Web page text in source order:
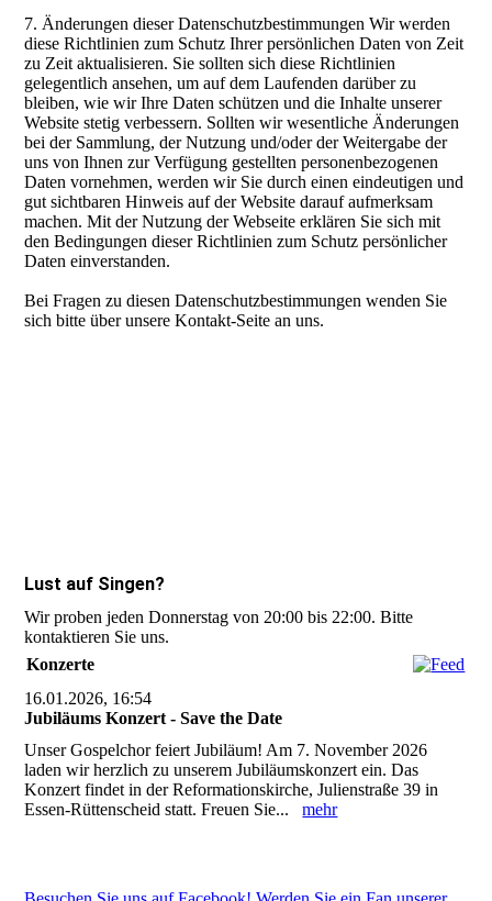
7. Änderungen dieser Datenschutzbestimmungen Wir werden
diese Richtlinien zum Schutz Ihrer persönlichen Daten von Zeit
zu Zeit aktualisieren. Sie sollten sich diese Richtlinien
gelegentlich ansehen, um auf dem Laufenden darüber zu
bleiben, wie wir Ihre Daten schützen und die Inhalte unserer
Website stetig verbessern. Sollten wir wesentliche Änderungen
bei der Sammlung, der Nutzung und/oder der Weitergabe der
uns von Ihnen zur Verfügung gestellten personenbezogenen
Daten vornehmen, werden wir Sie durch einen eindeutigen und
gut sichtbaren Hinweis auf der Website darauf aufmerksam
machen. Mit der Nutzung der Webseite erklären Sie sich mit
den Bedingungen dieser Richtlinien zum Schutz persönlicher
Daten einverstanden.
Bei Fragen zu diesen Datenschutzbestimmungen wenden Sie
sich bitte über unsere Kontakt-Seite an uns.
Lust auf Singen?
Wir proben jeden Donnerstag von 20:00 bis 22:00. Bitte
kontaktieren Sie uns.
Konzerte
16.01.2026, 16:54
Jubiläums Konzert - Save the Date
Unser Gospelchor feiert Jubiläum! Am 7. November 2026
laden wir herzlich zu unserem Jubiläumskonzert ein. Das
Konzert findet in der Reformationskirche, Julienstraße 39 in
Essen-Rüttenscheid statt. Freuen Sie...mehr